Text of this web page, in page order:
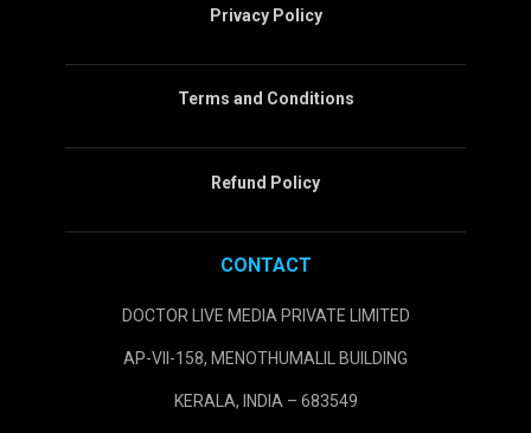
Privacy Policy
Terms and Conditions
Refund Policy
CONTACT
DOCTOR LIVE MEDIA PRIVATE LIMITED
AP-VII-158, MENOTHUMALIL BUILDING
KERALA, INDIA – 683549